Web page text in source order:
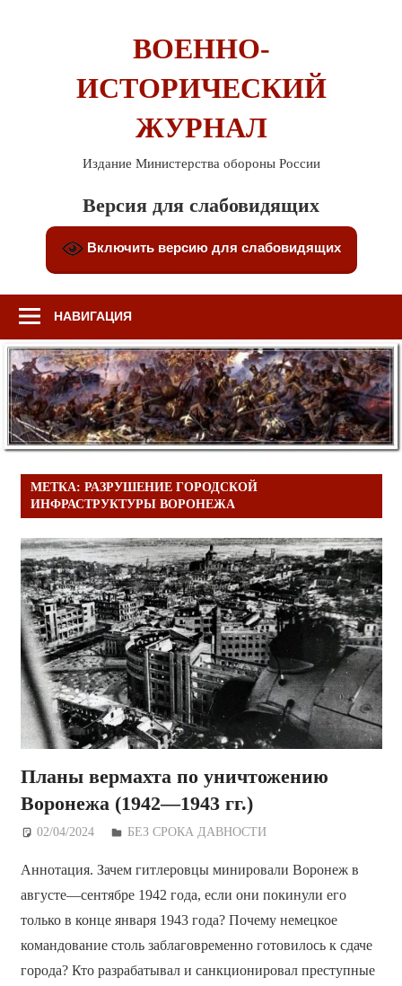
ВОЕННО-
ИСТОРИЧЕСКИЙ
ЖУРНАЛ
Издание Министерства обороны России
Версия для слабовидящих
Включить версию для слабовидящих
НАВИГАЦИЯ
МЕТКА: РАЗРУШЕНИЕ ГОРОДСКОЙ
ИНФРАСТРУКТУРЫ ВОРОНЕЖА
Планы вермахта по уничтожению
Воронежа (1942—1943 гг.)
02/04/2024 Дежурный по Редакции
БЕЗ СРОКА ДАВНОСТИ
Аннотация. Зачем гитлеровцы минировали Воронеж в
августе—сентябре 1942 года, если они покинули его
только в конце января 1943 года? Почему немецкое
командование столь заблаговременно готовилось к сдаче
города? Кто разрабатывал и санкционировал преступные